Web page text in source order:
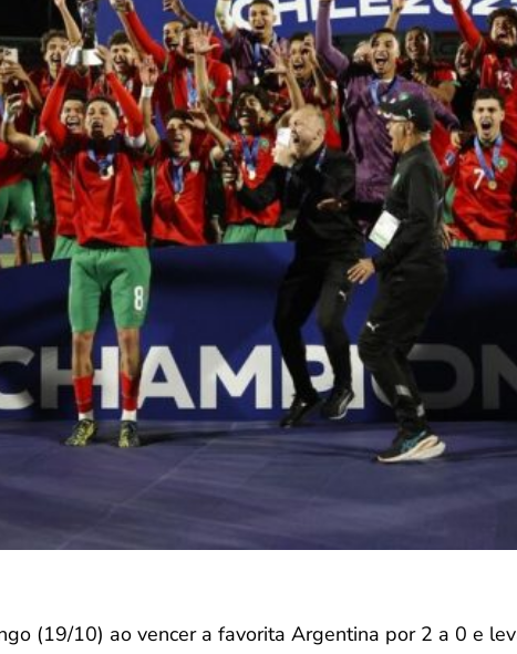
(19/10) ao vencer a favorita Argentina por 2 a 0 e